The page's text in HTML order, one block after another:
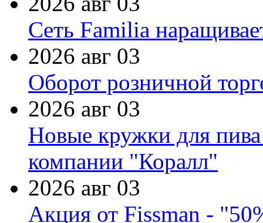
Сеть Familia
2026 авг 03
Оборот розничной
2026 авг 03
Новые кружки для
компании "Коралл"
2026 авг 03
Акция от Fissman -